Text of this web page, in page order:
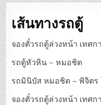
เส้นทางรถตู้
จองตั๋วรถตู้ล่วงหน้า เทศก
รถตู้หัวหิน – หมอชิต
รถมินิบัส หมอชิต – พิจิตร
จองตั๋วรถตู้ล่วงหน้า เทศก